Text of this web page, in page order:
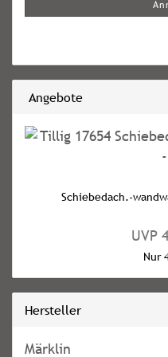
ANMELDUNG
Angebote
Schiebedach.-
UVP
Nur
Hersteller
Märklin